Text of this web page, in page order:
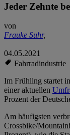
Jeder Zehnte
von
Frauke Suhr,
04.05.2021
Fahrradindustrie
Im Frühling startet
einer aktuellen
Prozent der
Am häufigsten
Crossbike/